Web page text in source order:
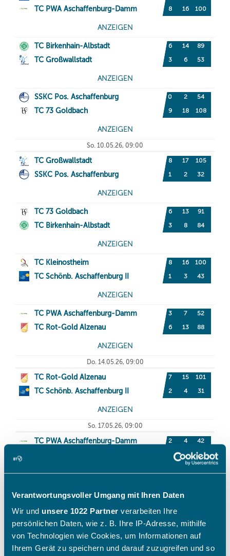
Verantwortungsvoller Umgang mit Ihren Daten
Wir und unsere 1022 Partner verarbeiten Ihre
persönlichen Daten, wie z. B. Ihre IP-Adresse, mithilfe
von Technologien wie Cookies, um Informationen auf
Ihrem Gerät zu speichern und darauf zuzugreifen und so